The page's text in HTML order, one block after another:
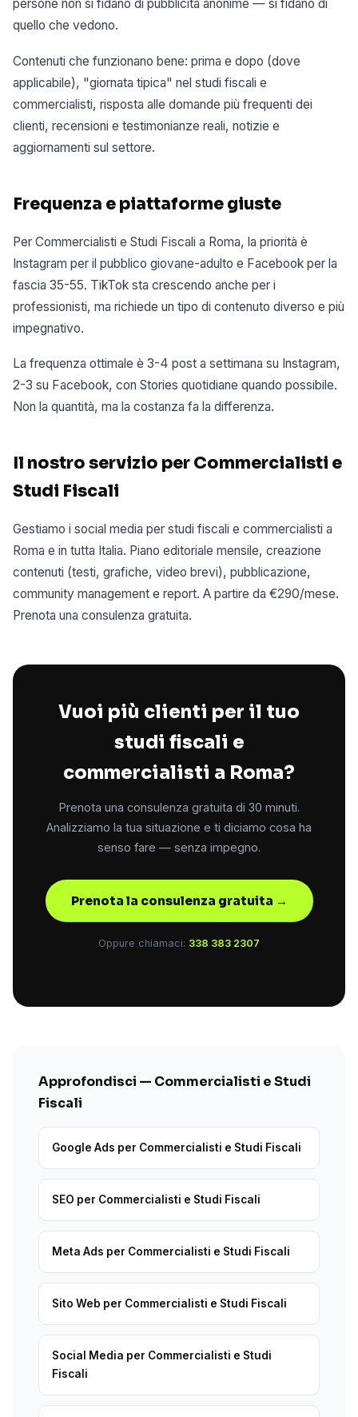
persone non si fidano di pubblicità anonime — si fidano di
quello che vedono.
Contenuti che funzionano bene: prima e dopo (dove
applicabile), "giornata tipica" nel studi fiscali e
commercialisti, risposta alle domande più frequenti dei
clienti, recensioni e testimonianze reali, notizie e
aggiornamenti sul settore.
Frequenza e piattaforme giuste
Per Commercialisti e Studi Fiscali a Roma, la priorità è
Instagram per il pubblico giovane-adulto e Facebook per la
fascia 35-55. TikTok sta crescendo anche per i
professionisti, ma richiede un tipo di contenuto diverso e più
impegnativo.
La frequenza ottimale è 3-4 post a settimana su Instagram,
2-3 su Facebook, con Stories quotidiane quando possibile.
Non la quantità, ma la costanza fa la differenza.
Il nostro servizio per Commercialisti e
Studi Fiscali
Gestiamo i social media per studi fiscali e commercialisti a
Roma e in tutta Italia. Piano editoriale mensile, creazione
contenuti (testi, grafiche, video brevi), pubblicazione,
community management e report. A partire da €290/mese.
Prenota una consulenza gratuita.
Vuoi più clienti per il tuo
studi fiscali e
commercialisti a Roma?
Prenota una consulenza gratuita di 30 minuti.
Analizziamo la tua situazione e ti diciamo cosa ha
senso fare — senza impegno.
Prenota la consulenza gratuita →
Oppure chiamaci: 338 383 2307
Approfondisci — Commercialisti e Studi
Fiscali
Google Ads per Commercialisti e Studi Fiscali
SEO per Commercialisti e Studi Fiscali
Meta Ads per Commercialisti e Studi Fiscali
Sito Web per Commercialisti e Studi Fiscali
Social Media per Commercialisti e Studi
Fiscali